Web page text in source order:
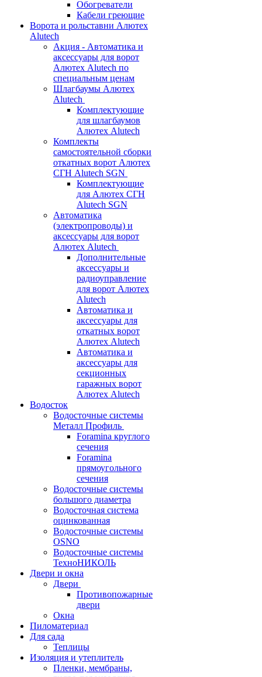
Обогреватели
Кабели греющие
Ворота и рольставни Алютех
Alutech
Акция - Автоматика и
аксессуары для ворот
Алютех Alutech по
специальным ценам
Шлагбаумы Алютех
Alutech
Комплектующие
для шлагбаумов
Алютех Alutech
Комплекты
самостоятельной сборки
откатных ворот Алютех
СГН Alutech SGN
Комплектующие
для Алютех СГН
Alutech SGN
Автоматика
(электропроводы) и
аксессуары для ворот
Алютех Alutech
Дополнительные
аксессуары и
радиоуправление
для ворот Алютех
Alutech
Автоматика и
аксессуары для
откатных ворот
Алютех Alutech
Автоматика и
аксессуары для
секционных
гаражных ворот
Алютех Alutech
Водосток
Водосточные системы
Металл Профиль
Foramina круглого
сечения
Foramina
прямоугольного
сечения
Водосточные системы
большого диаметра
Водосточная система
оцинкованная
Водосточные системы
OSNO
Водосточные системы
ТехноНИКОЛЬ
Двери и окна
Двери
Противопожарные
двери
Окна
Пиломатериал
Для сада
Теплицы
Изоляция и утеплитель
Пленки, мембраны,